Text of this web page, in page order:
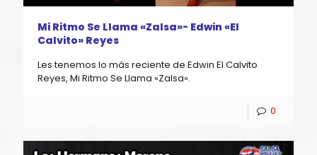
Mi Ritmo Se Llama «Zalsa»- Edwin «El
Calvito» Reyes
Les tenemos lo más reciente de Edwin El Calvito
Reyes, Mi Ritmo Se Llama «Zalsa».
0